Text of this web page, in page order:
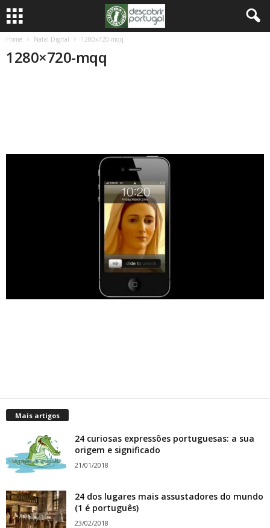
Home Natal Digital 1280x720-mqq
1280×720-mqq
Mais artigos
24 curiosas expressões portuguesas: a sua
origem e significado
21/01/2018
24 dos lugares mais assustadores do mundo
(1 é português)
23/02/2018